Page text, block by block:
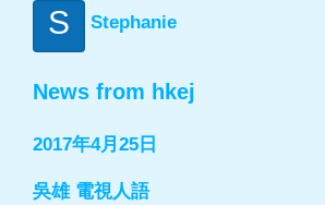
S Stephanie
News from hkej
2017年4月25日
吳雄 電視人語